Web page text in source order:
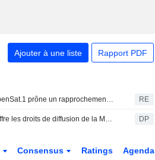
Ajouter à une liste Rapport PDF
ProSiebenSat.1 prône un rapprochement entre diffuseurs pour contrer les géants américains du streaming RE
RTL s'offre les droits de diffusion de la MotoGP DP
Consensus Ratings Agenda